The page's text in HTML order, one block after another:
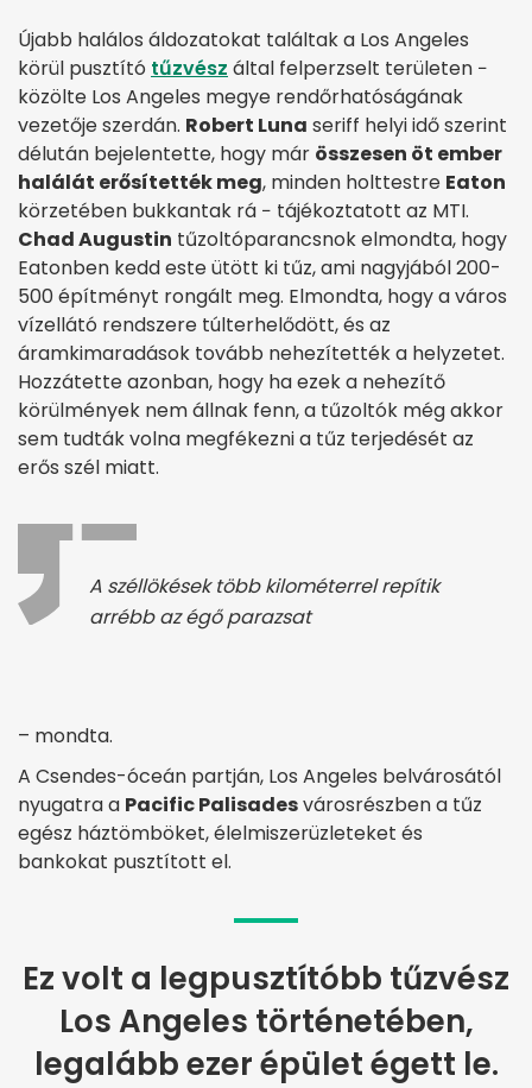
Újabb halálos áldozatokat találtak a Los Angeles
körül pusztító tűzvész által felperzselt területen −
közölte Los Angeles megye rendőrhatóságának
vezetője szerdán. Robert Luna seriff helyi idő szerint
délután bejelentette, hogy már összesen öt ember
halálát erősítették meg, minden holttestre Eaton
körzetében bukkantak rá − tájékoztatott az MTI.
Chad Augustin tűzoltóparancsnok elmondta, hogy
Eatonben kedd este ütött ki tűz, ami nagyjából 200-
500 építményt rongált meg. Elmondta, hogy a város
vízellátó rendszere túlterhelődött, és az
áramkimaradások tovább nehezítették a helyzetet.
Hozzátette azonban, hogy ha ezek a nehezítő
körülmények nem állnak fenn, a tűzoltók még akkor
sem tudták volna megfékezni a tűz terjedését az
erős szél miatt.
A széllökések több kilométerrel repítik
arrébb az égő parazsat
– mondta.
A Csendes-óceán partján, Los Angeles belvárosától
nyugatra a Pacific Palisadesvárosrészben a tűz
egész háztömböket, élelmiszerüzleteket és
bankokat pusztított el.
Ez volt a legpusztítóbb tűzvész
Los Angeles történetében,
legalább ezer épület égett le.